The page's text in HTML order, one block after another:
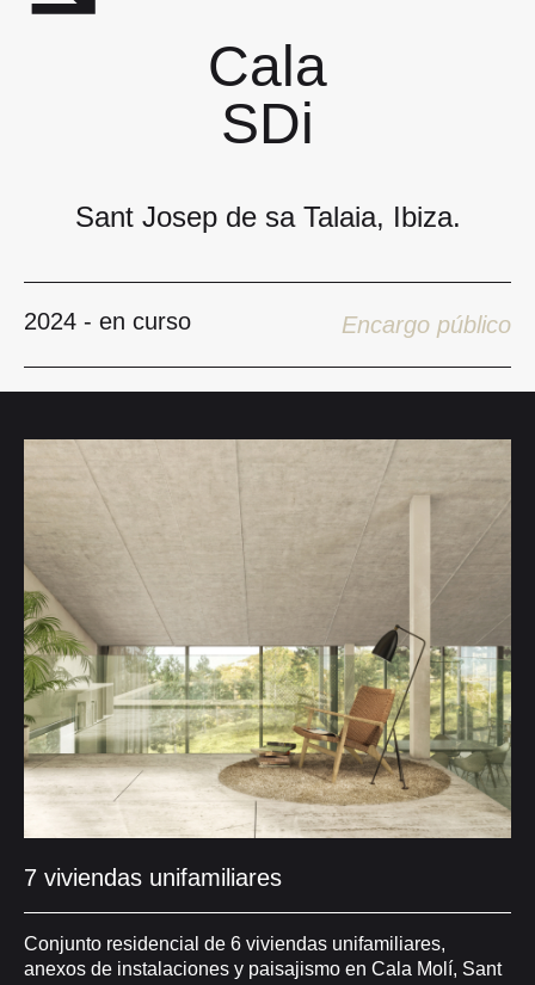
Cala
SDi
Sant Josep de sa Talaia, Ibiza.
2024 - en curso Encargo público
7 viviendas unifamiliares
Conjunto residencial de 6 viviendas unifamiliares,
anexos de instalaciones y paisajismo en Cala Molí, Sant